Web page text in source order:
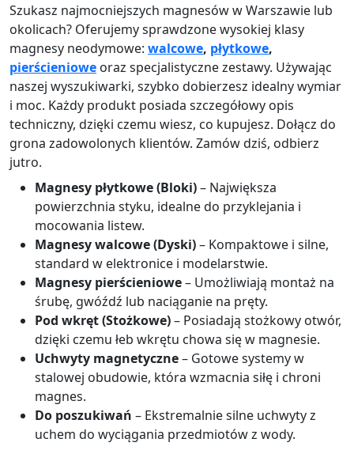
Szukasz najmocniejszych magnesów w Warszawie lub
okolicach? Oferujemy sprawdzone wysokiej klasy
magnesy neodymowe: walcowe, płytkowe,
pierścieniowe oraz specjalistyczne zestawy. Używając
naszej wyszukiwarki, szybko dobierzesz idealny wymiar
i moc. Każdy produkt posiada szczegółowy opis
techniczny, dzięki czemu wiesz, co kupujesz. Dołącz do
grona zadowolonych klientów. Zamów dziś, odbierz
jutro.
Magnesy płytkowe (Bloki)– Największa
powierzchnia styku, idealne do przyklejania i
mocowania listew.
Magnesy walcowe (Dyski)– Kompaktowe i silne,
standard w elektronice i modelarstwie.
Magnesy pierścieniowe– Umożliwiają montaż na
śrubę, gwóźdź lub naciąganie na pręty.
Pod wkręt (Stożkowe)– Posiadają stożkowy otwór,
dzięki czemu łeb wkrętu chowa się w magnesie.
Uchwyty magnetyczne– Gotowe systemy w
stalowej obudowie, która wzmacnia siłę i chroni
magnes.
Do poszukiwań – Ekstremalnie silne uchwyty z
uchem do wyciągania przedmiotów z wody.